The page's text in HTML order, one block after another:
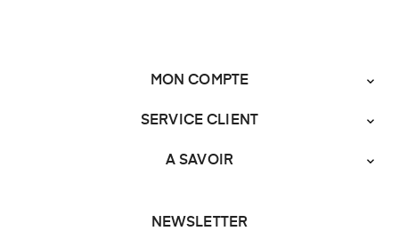
MON COMPTE 
SERVICE CLIENT 
A SAVOIR 
NEWSLETTER